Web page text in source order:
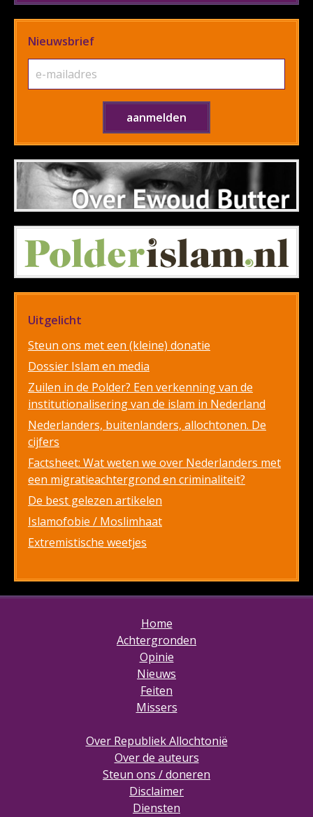
Nieuwsbrief
Uitgelicht
Steun ons met een (kleine) donatie
Dossier Islam en media
Zuilen in de Polder? Een verkenning van de
institutionalisering van de islam in Nederland
Nederlanders, buitenlanders, allochtonen. De
cijfers
Factsheet: Wat weten we over Nederlanders met
een migratieachtergrond en criminaliteit?
De best gelezen artikelen
Islamofobie / Moslimhaat
Extremistische weetjes
Home
Achtergronden
Opinie
Nieuws
Feiten
Missers
Over Republiek Allochtonië
Over de auteurs
Steun ons / doneren
Disclaimer
Diensten